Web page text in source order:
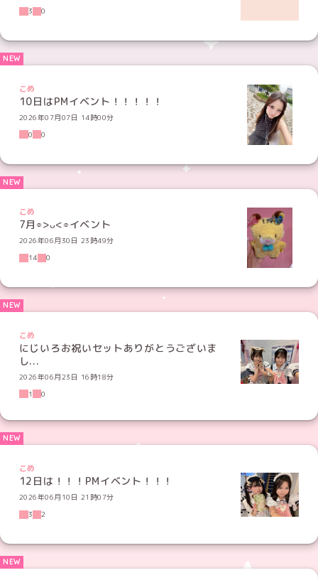
3
0
こめ
10日はPMイベント！！！！！
2026年07月07日 14時00分
0
0
こめ
7月⌯>ᴗ<⌯イベント
2026年06月30日 23時49分
14
0
こめ
にじいろお祝いセットありがとうございま
し...
2026年06月23日 16時18分
1
0
こめ
12日は！！！PMイベント！！！
2026年06月10日 21時07分
3
2